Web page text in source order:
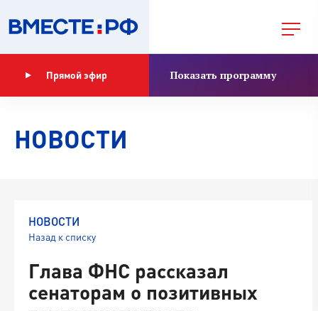
Прямой эфир Показать программу
НОВОСТИ
НОВОСТИ
Назад к списку
Глава ФНС рассказал
сенаторам о позитивных